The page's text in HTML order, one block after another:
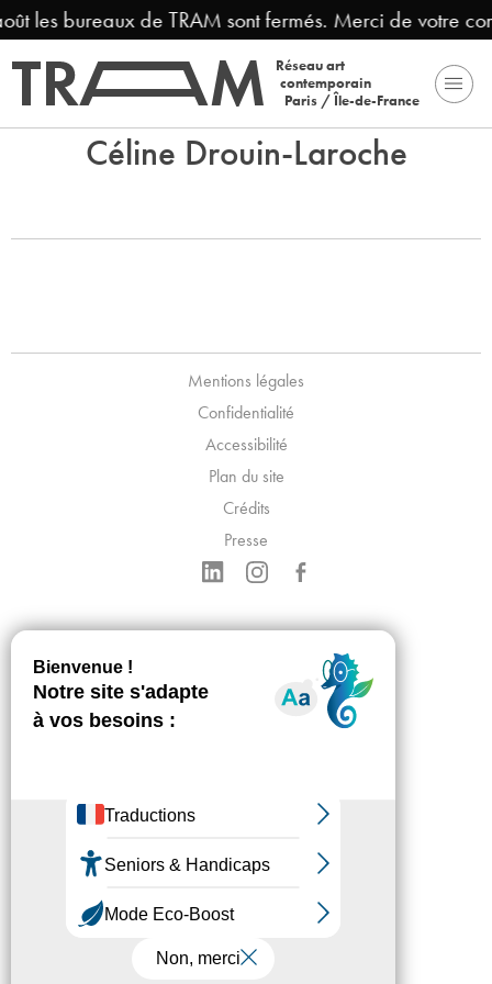
les bureaux de TRAM sont fermés. Merci de votre
Réseau art
contemporain
Paris / Île-de-France
Céline Drouin-Laroche
Mentions légales
Confidentialité
Accessibilité
Plan du site
Crédits
Presse